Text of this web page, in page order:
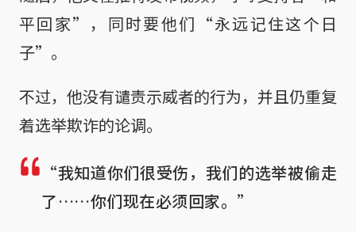
平回家”，同时要他们“永远记住这个日
子”。
不过，他没有谴责示威者的行为，并且仍重复
着选举欺诈的论调。
“我知道你们很受伤，我们的选举被偷走
了……你们现在必须回家。”